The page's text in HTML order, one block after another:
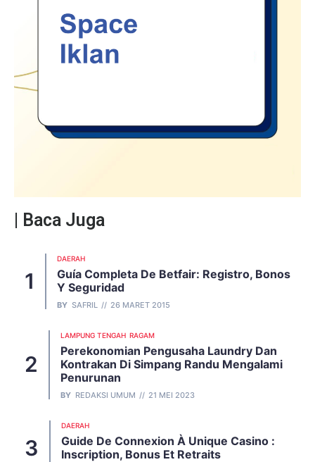
| Baca Juga
DAERAH
Guía Completa De Betfair: Registro, Bonos
Y Seguridad
BY SAFRIL 26 MARET 2015
LAMPUNG TENGAH RAGAM
Perekonomian Pengusaha Laundry Dan
Kontrakan Di Simpang Randu Mengalami
Penurunan
BY REDAKSI UMUM 21 MEI 2023
DAERAH
Guide De Connexion À Unique Casino :
Inscription, Bonus Et Retraits